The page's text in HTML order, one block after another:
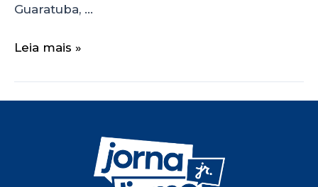
Guaratuba, …
Leia mais »